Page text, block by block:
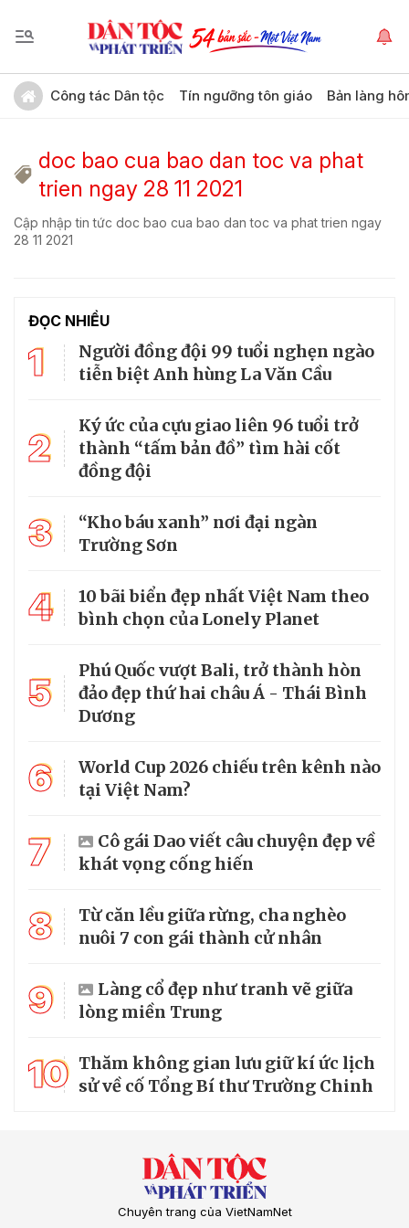
Công tác Dân tộc Tín ngưỡng tôn giáo Bản làng
doc bao cua bao dan toc va phat
trien ngay 28 11 2021
Cập nhập tin tức doc bao cua bao dan toc va phat trien ngay
28 11 2021
ĐỌC NHIỀU
1
Người đồng đội 99 tuổi nghẹn ngào
tiễn biệt Anh hùng La Văn Cầu
2
Ký ức của cựu giao liên 96 tuổi trở
thành “tấm bản đồ” tìm hài cốt
đồng đội
3
“Kho báu xanh” nơi đại ngàn
Trường Sơn
4
10 bãi biển đẹp nhất Việt Nam theo
bình chọn của Lonely Planet
5
Phú Quốc vượt Bali, trở thành hòn
đảo đẹp thứ hai châu Á - Thái Bình
Dương
6
World Cup 2026 chiếu trên kênh nào
tại Việt Nam?
7
Cô gái Dao viết câu chuyện đẹp về
khát vọng cống hiến
8
Từ căn lều giữa rừng, cha nghèo
nuôi 7 con gái thành cử nhân
9
Làng cổ đẹp như tranh vẽ giữa
lòng miền Trung
10 Thăm không gian lưu giữ kí ức lịch
sử về cố Tổng Bí thư Trường Chinh
Chuyên trang của VietNamNet